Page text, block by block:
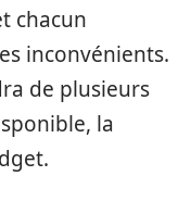
chacun
inconvénients.
de plusieurs
la